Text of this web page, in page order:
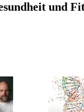
und